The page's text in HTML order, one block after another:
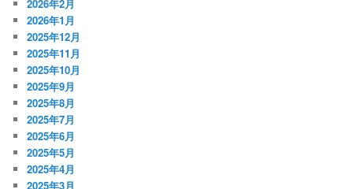
2026年2月
2026年1月
2025年12月
2025年11月
2025年10月
2025年9月
2025年8月
2025年7月
2025年6月
2025年5月
2025年4月
2025年3月